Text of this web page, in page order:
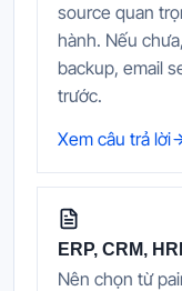
source quan
hành. Nếu
backup, email
trước.
Xem câu trả lời
ERP, CRM,
Nên chọn từ